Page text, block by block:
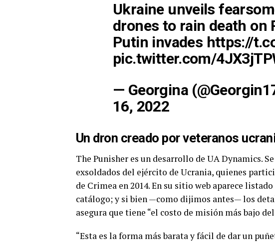
Ukraine unveils
drones to rain death on
Putin invades https://
pic.twitter.com/
— Georgina
16, 2022
Un dron creado por veteranos
The Punisher es un desarrollo de UA Dynamics.
exsoldados del ejército de Ucrania, quienes
de Crimea en 2014. En su sitio web aparece
catálogo; y si bien —como dijimos antes— los
asegura que tiene “el costo de misión más bajo
“Esta es la forma más barata y fácil de dar un